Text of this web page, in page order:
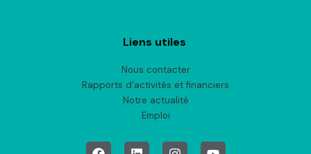
Liens utiles
Nous contacter
Rapports d’activités et financiers
Notre actualité
Emploi